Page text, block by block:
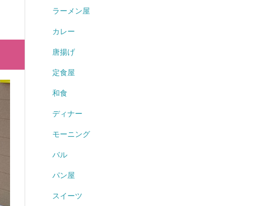
ラーメン屋
カレー
唐揚げ
定食屋
和食
ディナー
モーニング
バル
パン屋
スイーツ